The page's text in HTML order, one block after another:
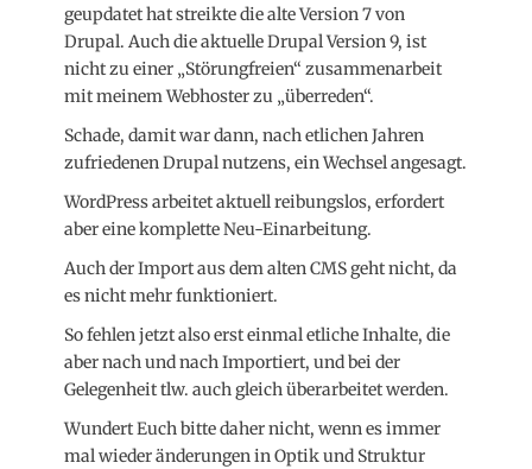
geupdatet hat streikte die alte Version 7 von
Drupal. Auch die aktuelle Drupal Version 9, ist
nicht zu einer „Störungfreien“ zusammenarbeit
mit meinem Webhoster zu „überreden“.
Schade, damit war dann, nach etlichen Jahren
zufriedenen Drupal nutzens, ein Wechsel angesagt.
WordPress arbeitet aktuell reibungslos, erfordert
aber eine komplette Neu-Einarbeitung.
Auch der Import aus dem alten CMS geht nicht, da
es nicht mehr funktioniert.
So fehlen jetzt also erst einmal etliche Inhalte, die
aber nach und nach Importiert, und bei der
Gelegenheit tlw. auch gleich überarbeitet werden.
Wundert Euch bitte daher nicht, wenn es immer
mal wieder änderungen in Optik und Struktur